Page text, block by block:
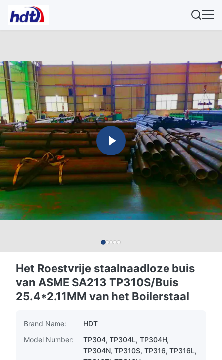
Het Roestvrije staalnaadloze buis
van ASME SA213 TP310S/Buis
25.4*2.11MM van het Boilerstaal
Brand Name:
HDT
Model Number:
TP304, TP304L, TP304H,
TP304N, TP310S, TP316, TP316L,